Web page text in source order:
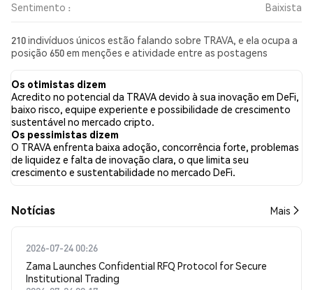
Sentimento :
Baixista
210 indivíduos únicos estão falando sobre TRAVA, e ela ocupa a
posição 650 em menções e atividade entre as postagens
TRAVA em todas as redes sociais foi Baixista. Por fim, foram
publicados 0 artigos de notícias sobre TRAVA. No Twitter, 5.26%
dos tweets apresentaram um sentimento otimista em
comparação com 6.88% dos tweets com sentimento pessimista
sobre TRAVA. 87.85% dos tweets foram neutros em relação a
TRAVA. Esses sentimentos são baseados em 250 tweets.
Os otimistas dizem
Acredito no potencial da TRAVA devido à sua inovação em DeFi,
baixo risco, equipe experiente e possibilidade de crescimento
sustentável no mercado cripto.
Os pessimistas dizem
O TRAVA enfrenta baixa adoção, concorrência forte, problemas
de liquidez e falta de inovação clara, o que limita seu
crescimento e sustentabilidade no mercado DeFi.
​​Notícias​​ Mais
2026-07-24 00:26
Zama Launches Confidential RFQ Protocol for Secure
Institutional Trading